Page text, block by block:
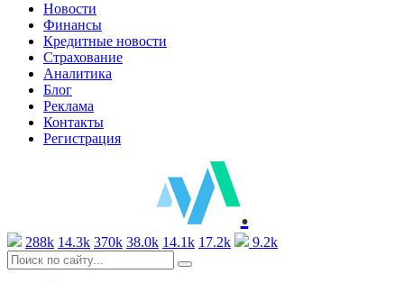
Новости
Финансы
Кредитные новости
Страхование
Аналитика
Блог
Реклама
Контакты
Регистрация
.
288k 14.3k 370k 38.0k 14.1k 17.2k 9.2k